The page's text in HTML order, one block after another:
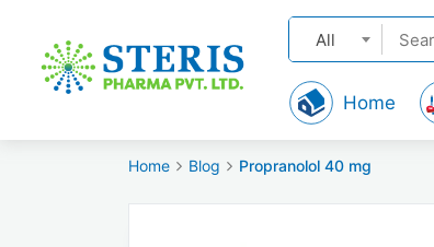
All
Home
Home Blog Propranolol 40 mg